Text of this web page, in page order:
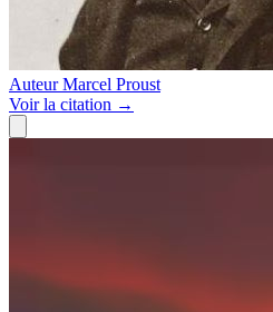
Auteur Marcel Proust
Voirla citation →